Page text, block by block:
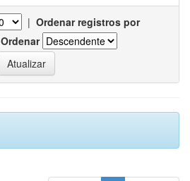
| Ordenar registros por
Ordenar